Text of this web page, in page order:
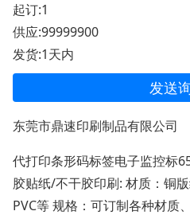
起订:1
供应:99999900
发货:1天内
发送
东莞市鼎速印刷制品有限公司
代打印条形码标签电子监控标
胶贴纸/不干胶印刷: 材质：铜
PVC等 规格：可订制各种材质